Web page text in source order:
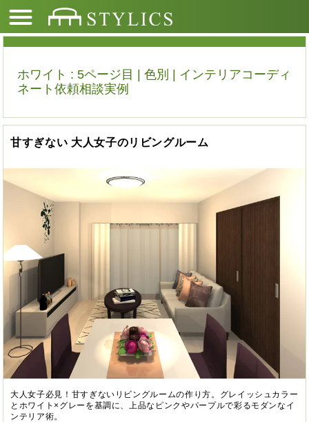
ホワイト : 5ページ目 | 色別 | インテリアコーディ
ネート依頼相談実例
甘すぎない 大人女子のリビングルーム
大人女子必見！甘すぎないリビングルームの作り方。グレイッシュカラー
とホワイト×グレーを基調に、上品なピンクやパープルで彩るモダンなイ
ンテリア術。